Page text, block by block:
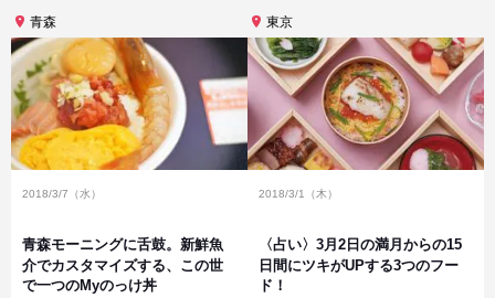
青森
2018/3/7（水）
青森モーニングに舌鼓。新鮮魚
介でカスタマイズする、この世
で一つのMyのっけ丼
東京
2018/3/1（木）
〈占い〉3月2日の満月からの15
日間にツキがUPする3つのフー
ド！